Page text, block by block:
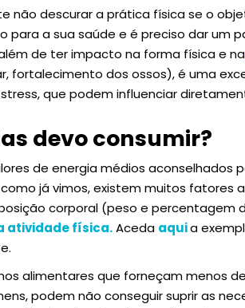
não descurar a prática física se o
a sua saúde e é preciso dar um
de ter impacto na forma física e na
fortalecimento dos ossos), é uma
que podem influenciar
devo consumir?
de energia médios aconselhados
como já vimos, existem muitos
corporal (peso e percentagem
atividade física.Aceda aquia
alimentares que forneçam menos de
podem não conseguir suprir as